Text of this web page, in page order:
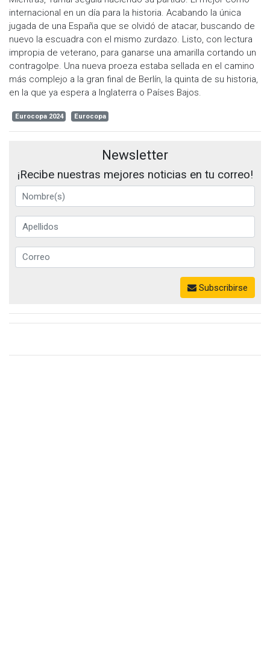
internacional en un día para la historia. Acabando la única
jugada de una España que se olvidó de atacar, buscando de
nuevo la escuadra con el mismo zurdazo. Listo, con lectura
impropia de veterano, para ganarse una amarilla cortando un
contragolpe. Una nueva proeza estaba sellada en el camino
más complejo a la gran final de Berlín, la quinta de su historia,
en la que ya espera a Inglaterra o Países Bajos.
Eurocopa 2024 Eurocopa
Newsletter
¡Recibe nuestras mejores noticias en tu correo!
Subscribirse